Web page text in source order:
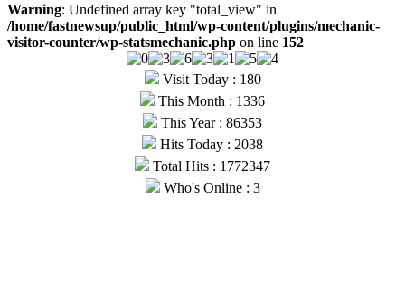
Warning: Undefined array key "total_view" in
/home/fastnewsup/public_html/wp-content/plugins/mechanic-
visitor-counter/wp-statsmechanic.php on line 152
Visit Today : 180
This Month : 1336
This Year : 86353
Hits Today : 2038
Total Hits : 1772347
Who's Online : 3